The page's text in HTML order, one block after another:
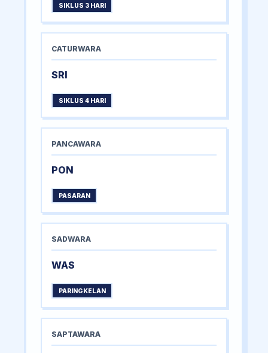
SIKLUS 3 HARI
CATURWARA
SRI
SIKLUS 4 HARI
PANCAWARA
PON
PASARAN
SADWARA
WAS
PARINGKELAN
SAPTAWARA